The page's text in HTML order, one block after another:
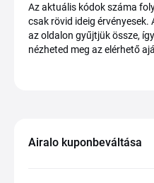
Az aktuális kódok száma
csak rövid ideig
az oldalon gyűjtjük össze,
nézheted meg az elérhető
Airalo kuponbeváltása